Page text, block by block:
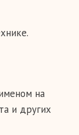
на
и других